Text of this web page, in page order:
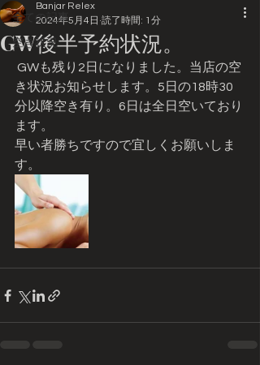
全ての記事
空き状況
GW後半予約状況。
Banjar Relex
2024年5月4日 読了時間: 1分
き状況お知らせします。5日の18時30
分以降空き有り。6日は全日空いており
ます。
早い者勝ちですので宜しくお願いしま
す。